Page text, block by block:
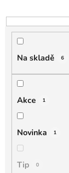
o
d
Na skladě 6
Akce 1
Novinka 1
Tip 0